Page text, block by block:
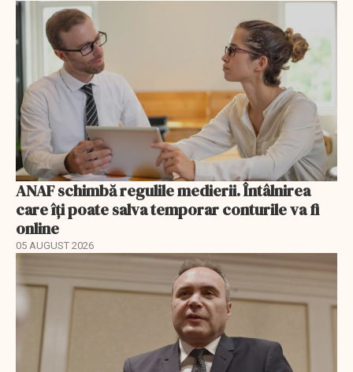
ANAF schimbă regulile medierii. Întâlnirea
care îți poate salva temporar conturile va fi
online
05 AUGUST 2026